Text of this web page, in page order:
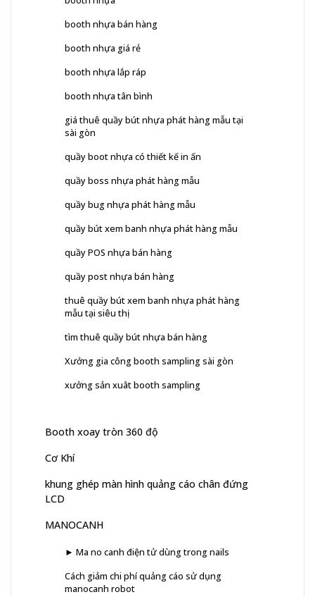
booth nhựa bán hàng
booth nhựa giá rẻ
booth nhựa lắp ráp
booth nhựa tân bình
giá thuê quầy bút nhựa phát hàng mẫu tại
sài gòn
quầy boot nhựa có thiết kế in ấn
quầy boss nhựa phát hàng mẫu
quầy bug nhựa phát hàng mẫu
quầy bút xem banh nhựa phát hàng mẫu
quầy POS nhựa bán hàng
quầy post nhựa bán hàng
thuê quầy bút xem banh nhựa phát hàng
mẫu tại siêu thị
tìm thuê quầy bút nhựa bán hàng
Xưởng gia công booth sampling sài gòn
xưởng sản xuât booth sampling
Booth xoay tròn 360 độ
Cơ Khí
khung ghép màn hình quảng cáo chân đứng
LCD
MANOCANH
► Ma no canh điện tử dùng trong nails
Cách giảm chi phí quảng cáo sử dụng
manocanh robot